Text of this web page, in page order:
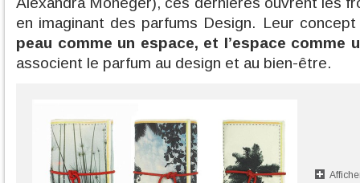
en imaginant des parfums Design. Leur
peau comme un espace, et l’espace comme
associent le parfum au design et au bien-être.